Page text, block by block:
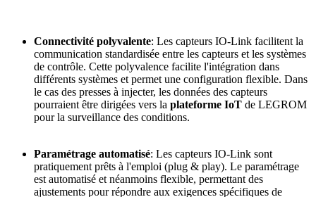
Connectivité polyvalente: Les capteurs IO-Link facilitent la
communication standardisée entre les capteurs et les systèmes
de contrôle. Cette polyvalence facilite l'intégration dans
différents systèmes et permet une configuration flexible. Dans
le cas des presses à injecter, les données des capteurs
pourraient être dirigées vers la plateforme IoT de LEGROM
pour la surveillance des conditions.
Paramétrage automatisé: Les capteurs IO-Link sont
pratiquement prêts à l'emploi (plug & play). Le paramétrage
est automatisé et néanmoins flexible, permettant des
ajustements pour répondre aux exigences spécifiques de